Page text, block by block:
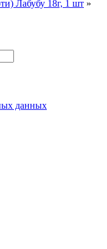
Лабубу 18г, 1 шт »
данных